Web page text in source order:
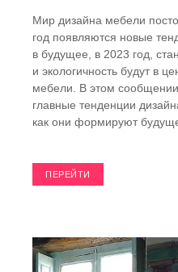
Мир дизайна мебели
год появляются новые
в будущее, в 2023 год,
и экологичность будут в
мебели. В этом
главные тенденции
как они формируют
ПЕРЕЙТИ